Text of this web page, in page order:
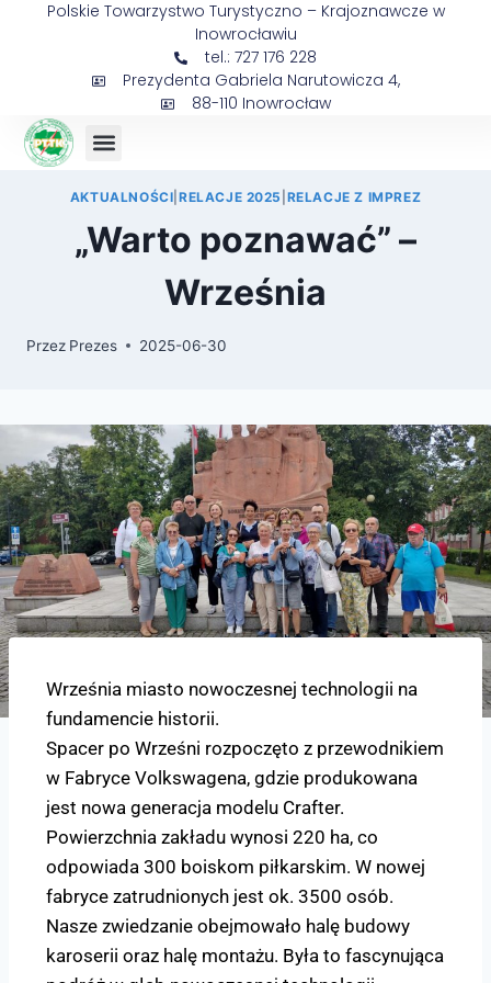
Polskie Towarzystwo Turystyczno – Krajoznawcze w
Inowrocławiu
tel.: 727 176 228
Prezydenta Gabriela Narutowicza 4,
88-110 Inowrocław
AKTUALNOŚCI RELACJE 2025 RELACJE Z IMPREZ
„Warto poznawać” –
Września
Przez Prezes 2025-06-30
Września miasto nowoczesnej technologii na
fundamencie historii.
Spacer po Wrześni rozpoczęto z przewodnikiem
w Fabryce Volkswagena, gdzie produkowana
jest nowa generacja modelu Crafter.
Powierzchnia zakładu wynosi 220 ha, co
odpowiada 300 boiskom piłkarskim. W nowej
fabryce zatrudnionych jest ok. 3500 osób.
Nasze zwiedzanie obejmowało halę budowy
karoserii oraz halę montażu. Była to fascynująca